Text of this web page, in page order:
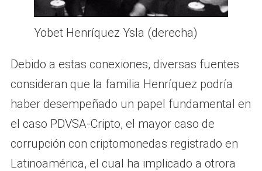
Yobet Henríquez Ysla (derecha)
Debido a estas conexiones, diversas fuentes
consideran que la familia Henríquez podría
haber desempeñado un papel fundamental en
el caso PDVSA-Cripto, el mayor caso de
corrupción con criptomonedas registrado en
Latinoamérica, el cual ha implicado a otrora